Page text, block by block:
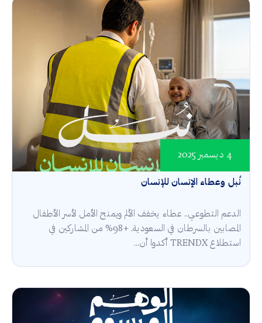
نُبل وعطاء الإنسان للإنسان
4 ديسمبر 2025
الدعم التطوعي.. عطاء يخفف الألم ويمنح الأمل لأسر الأطفال
المصابين بالسرطان في السعودية. +98% من المشاركين في
استطلاع TRENDX أكدوا أن...